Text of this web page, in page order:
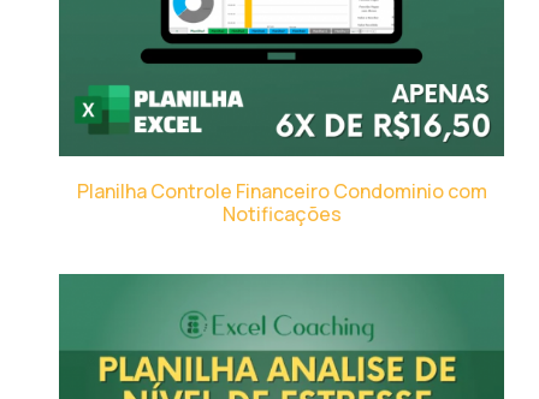
Planilha Controle Financeiro Condominio com
Notificações